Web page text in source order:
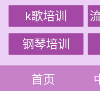
k歌培训
钢琴培训
首页